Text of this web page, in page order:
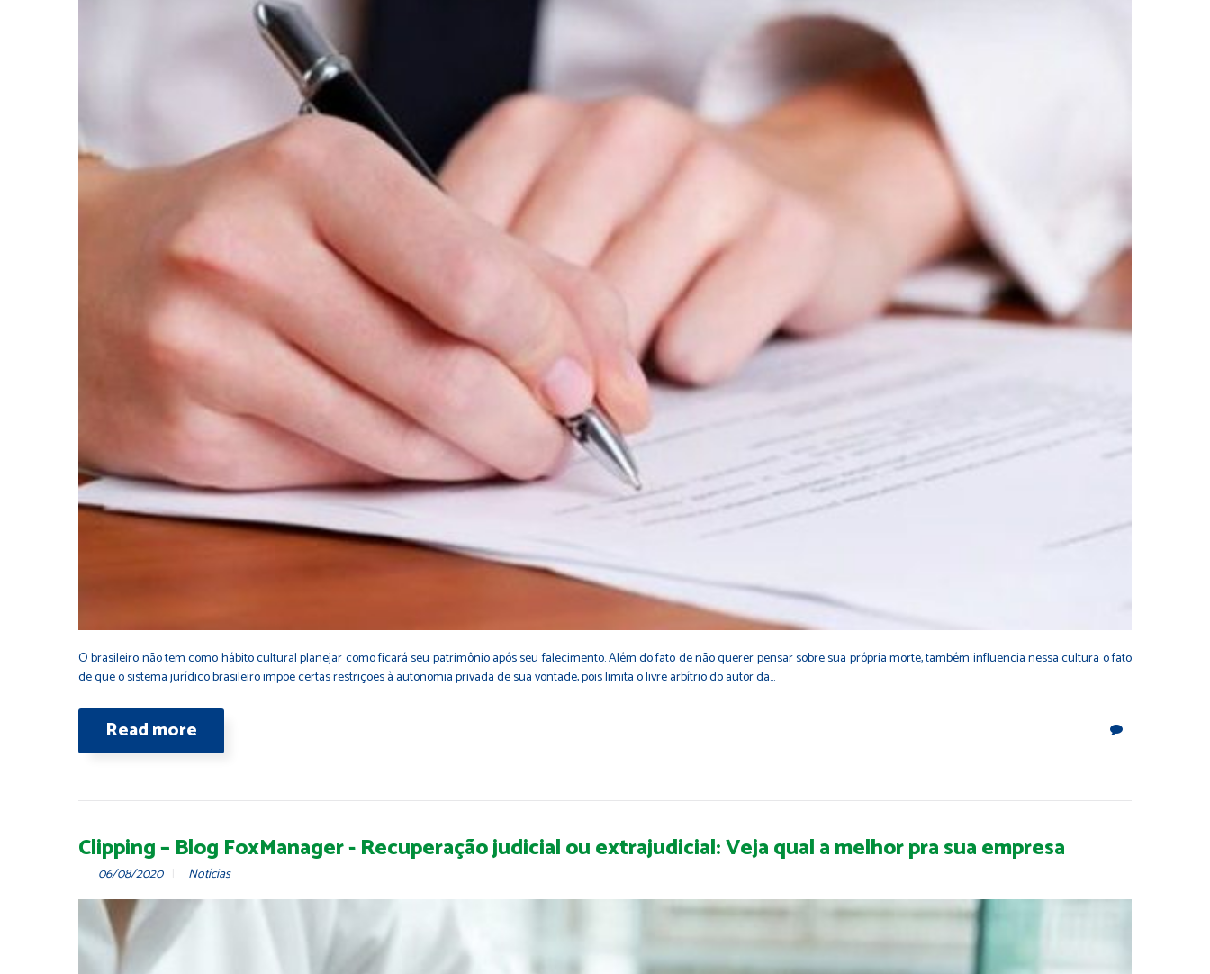
O brasileiro não tem como hábito cultural planejar como ficará seu patrimônio após seu falecimento. Além do fato de não querer pensar sobre sua própria morte, também influencia nessa cultura o fato
de que o sistema jurídico brasileiro impõe certas restrições à autonomia privada de sua vontade, pois limita o livre arbítrio do autor da…
Read more
Clipping – Blog FoxManager - Recuperação judicial ou extrajudicial: Veja qual a melhor pra sua empresa
06/08/2020 Notícias